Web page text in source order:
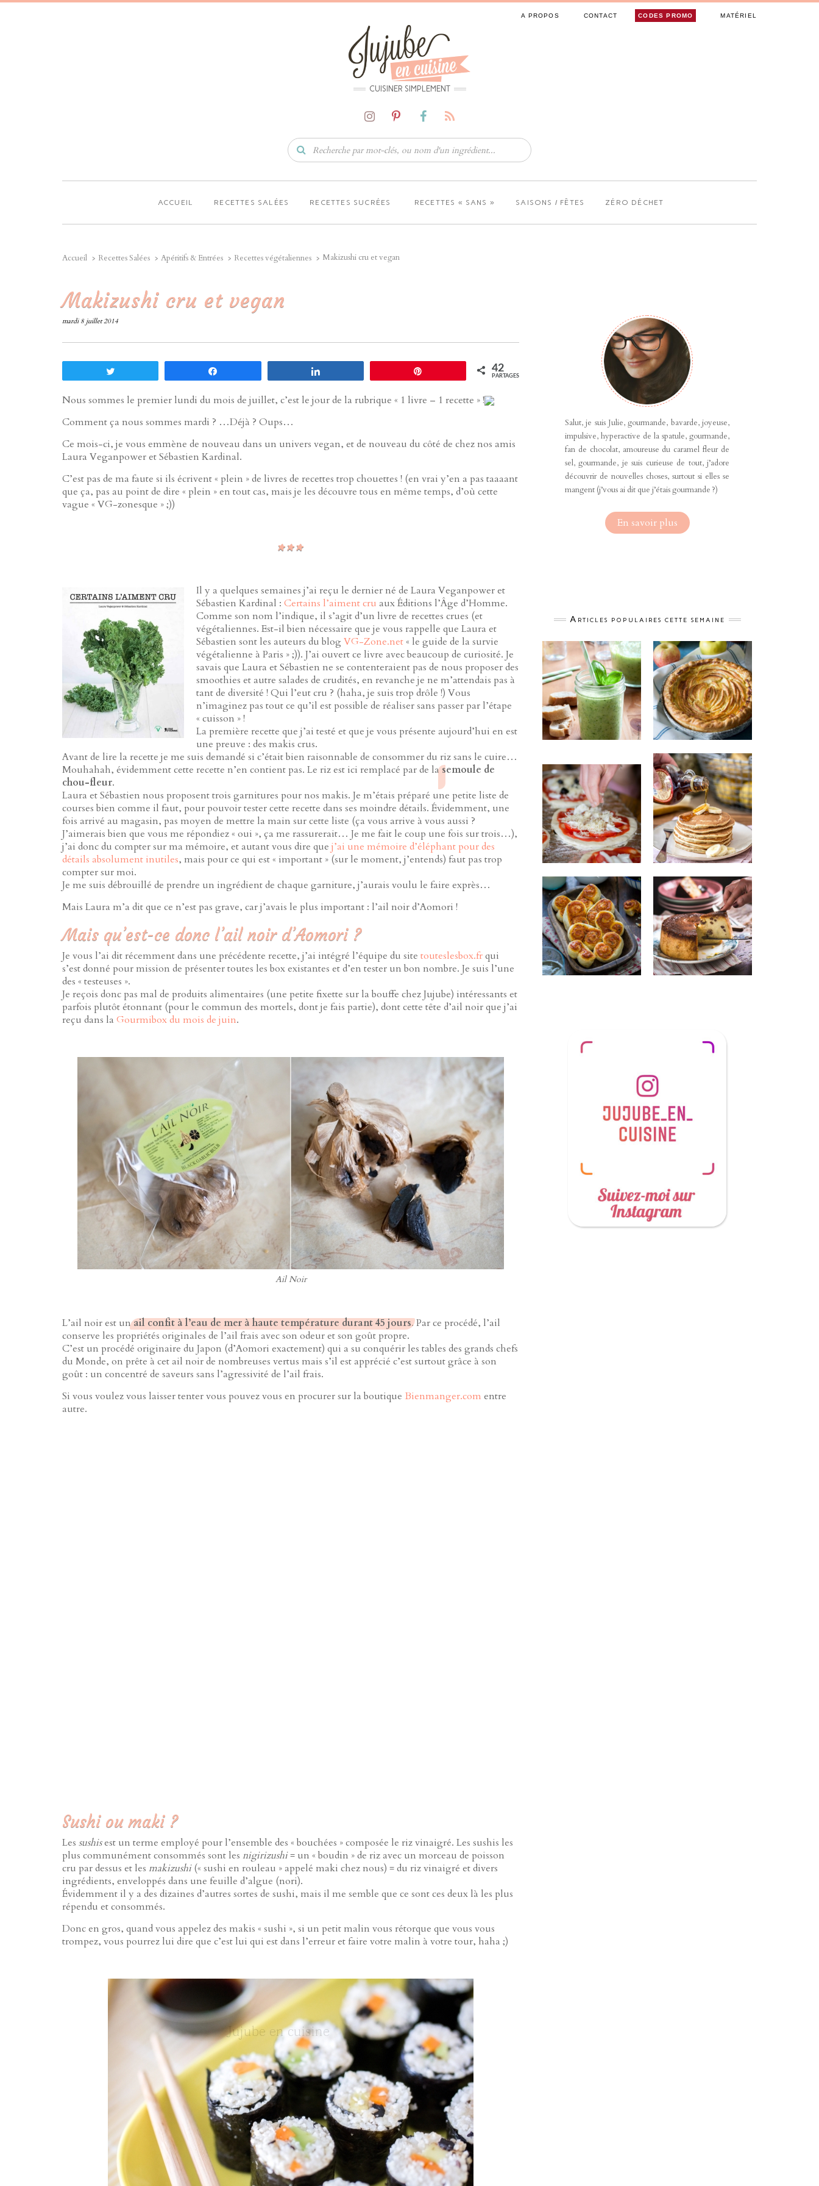
A PROPOS CONTACT CODES PROMO MATÉRIEL
CUISINER SIMPLEMENT
ACCUEIL RECETTES SALÉES RECETTES SUCRÉES RECETTES « SANS » SAISONS / FÊTES ZÉRO DÉCHET
Accueil Recettes Salées Apéritifs & Entrées Recettes végétaliennes Makizushi cru et vegan
Makizushi cru et vegan
mardi 8 juillet 2014
42
PARTAGES
Nous sommes le premier lundi du mois de juillet, c’est le jour de la rubrique « 1 livre – 1 recette » !
Comment ça nous sommes mardi ? …Déjà ? Oups…
Ce mois-ci, je vous emmène de nouveau dans un univers vegan, et de nouveau du côté de chez nos amis
Laura Veganpower et Sébastien Kardinal.
C’est pas de ma faute si ils écrivent « plein » de livres de recettes trop chouettes ! (en vrai y’en a pas taaaant
que ça, pas au point de dire « plein » en tout cas, mais je les découvre tous en même temps, d’où cette
vague « VG-zonesque » ;))
Il y a quelques semaines j’ai reçu le dernier né de Laura Veganpower et
Sébastien Kardinal : Certains l’aiment cru aux Éditions l’Âge d’Homme.
Comme son nom l’indique, il s’agit d’un livre de recettes crues (et
végétaliennes. Est-il bien nécessaire que je vous rappelle que Laura et
Sébastien sont les auteurs du blogVG-Zone.net« le guide de la survie
végétalienne à Paris » ;)). J’ai ouvert ce livre avec beaucoup de curiosité. Je
savais que Laura et Sébastien ne se contenteraient pas de nous proposer des
smoothies et autre salades de crudités, en revanche je ne m’attendais pas à
tant de diversité ! Qui l’eut cru ? (haha, je suis trop drôle !) Vous
n’imaginez pas tout ce qu’il est possible de réaliser sans passer par l’étape
« cuisson » !
La première recette que j’ai testé et que je vous présente aujourd’hui en est
une preuve : des makis crus.
Avant de lire la recette je me suis demandé si c’était bien raisonnable de consommer du riz sans le cuire…
Mouhahah, évidemment cette recette n’en contient pas. Le riz est ici remplacé par de lasemoule de
chou-fleur.
Laura et Sébastien nous proposent trois garnitures pour nos makis. Je m’étais préparé une petite liste de
courses bien comme il faut, pour pouvoir tester cette recette dans ses moindre détails. Évidemment, une
fois arrivé au magasin, pas moyen de mettre la main sur cette liste (ça vous arrive à vous aussi ?
J’aimerais bien que vous me répondiez « oui », ça me rassurerait… Je me fait le coup une fois sur trois…),
j’ai donc du compter sur ma mémoire, et autant vous dire que j’ai une mémoire d’éléphant pour des
détails absolument inutiles, mais pour ce qui est « important » (sur le moment, j’entends) faut pas trop
compter sur moi.
Je me suis débrouillé de prendre un ingrédient de chaque garniture, j’aurais voulu le faire exprès…
Mais Laura m’a dit que ce n’est pas grave, car j’avais le plus important : l’ail noir d’Aomori !
Mais qu’est-ce donc l’ail noir d’Aomori ?
Je vous l’ai dit récemment dans une précédente recette, j’ai intégré l’équipe du site touteslesbox.frqui
s’est donné pour mission de présenter toutes les box existantes et d’en tester un bon nombre. Je suis l’une
des « testeuses ».
Je reçois donc pas mal de produits alimentaires (une petite fixette sur la bouffe chez Jujube) intéressants et
parfois plutôt étonnant (pour le commun des mortels, dont je fais partie), dont cette tête d’ail noir que j’ai
reçu dans la Gourmibox du mois de juin.
Ail Noir
L’ail noir est unail confit à l’eau de mer à haute température durant 45 jours. Par ce procédé, l’ail
conserve les propriétés originales de l’ail frais avec son odeur et son goût propre.
C’est un procédé originaire du Japon (d’Aomori exactement) qui a su conquérir les tables des grands chefs
du Monde, on prête à cet ail noir de nombreuses vertus mais s’il est apprécié c’est surtout grâce à son
goût : un concentré de saveurs sans l’agressivité de l’ail frais.
Si vous voulez vous laisser tenter vous pouvez vous en procurer sur la boutique Bienmanger.com entre
autre.
Sushi ou maki ?
Les sushisest un terme employé pour l’ensemble des « bouchées » composée le riz vinaigré. Les sushis les
plus communément consommés sont les nigirizushi= un « boudin » de riz avec un morceau de poisson
cru par dessus et les makizushi(« sushi en rouleau » appelé maki chez nous) = du riz vinaigré et divers
ingrédients, enveloppés dans une feuille d’algue (nori).
Évidemment il y a des dizaines d’autres sortes de sushi, mais il me semble que ce sont ces deux là les plus
répendu et consommés.
Donc en gros, quand vous appelez des makis « sushi », si un petit malin vous rétorque que vous vous
trompez, vous pourrez lui dire que c’est lui qui est dans l’erreur et faire votre malin à votre tour, haha ;)
Salut, je suis Julie, gourmande, bavarde, joyeuse,
impulsive, hyperactive de la spatule, gourmande,
fan de chocolat, amoureuse du caramel fleur de
sel, gourmande, je suis curieuse de tout, j’adore
découvrir de nouvelles choses, surtout si elles se
mangent (j’vous ai dit que j’étais gourmande ?)
En savoir plus
Articles populaires cette semaine